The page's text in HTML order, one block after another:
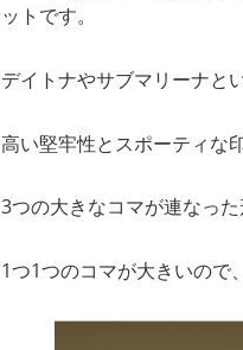
ットです。
デイトナやサブマリーナと
高い堅牢性とスポーティな
3つの大きなコマが連なっ
1つ1つのコマが大きいので